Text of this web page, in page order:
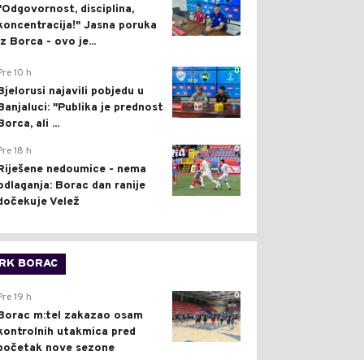
disciplina,
Jasna poruka
Borca - ovo je...
0
10 h
najavili pobjedu u
"Publika je prednost
ali ...
0
18 h
nedoumice - nema
Borac dan ranije
Velež
RK BORAC
0
19 h
m:tel zakazao osam
utakmica pred
nove sezone